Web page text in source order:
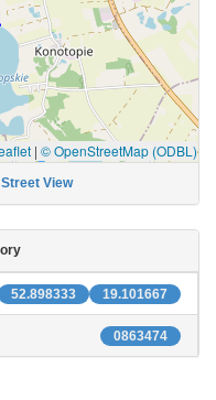
| © OpenStreetMap (ODBL)
View
19.101667
52.898333
0863474